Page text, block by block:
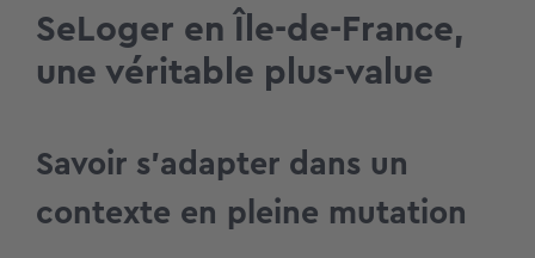
SeLoger en Île-de-France,
une véritable plus-value
Savoir s’adapter dans un
contexte en pleine mutation